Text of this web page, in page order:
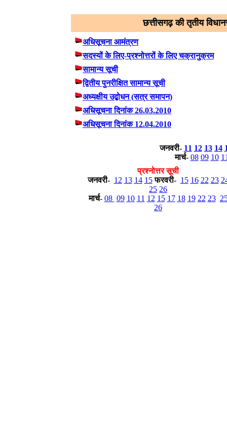
छत्तीसगढ़ की तृतीय
अधिसूचना आमंत्रण
सदस्यों के लिए-प्रश्नोत्तरों के लिए चक्रानुक्रम
सामान्य सूची
द्वितीय पुनरीक्षित सामान्य सूची
अध्यक्षीय उद्बोधन (सत्र समापन)
अधिसूचना दिनांक 26.03.2010
अधिसूचना दिनांक 12.04.2010
जनवरी- 11 12 13 14
मार्च- 08 09 10
प्रश्नोत्तर सूची
जनवरी- 12 13 14 15 फरवरी- 15 16 22 23
25 26
मार्च- 08 09 10 11 12 15 17 18 19 22 23
26